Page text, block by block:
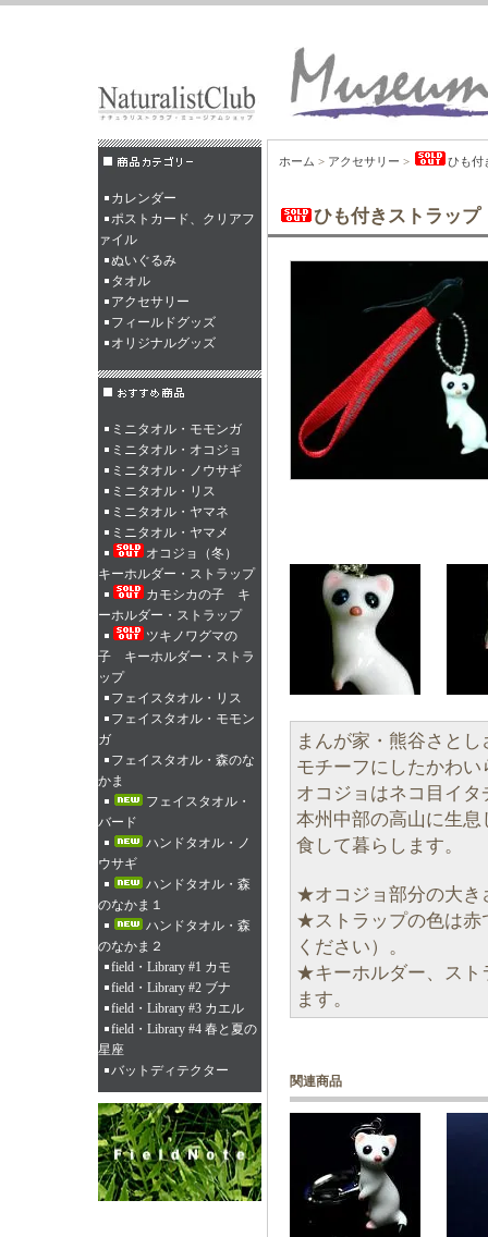
カレンダー
ポストカード、クリアフ
ァイル
ぬいぐるみ
タオル
アクセサリー
フィールドグッズ
オリジナルグッズ
ミニタオル・モモンガ
ミニタオル・オコジョ
ミニタオル・ノウサギ
ミニタオル・リス
ミニタオル・ヤマネ
ミニタオル・ヤマメ
オコジョ（冬）
キーホルダー・ストラップ
カモシカの子 キ
ーホルダー・ストラップ
ツキノワグマの
子 キーホルダー・ストラ
ップ
フェイスタオル・リス
フェイスタオル・モモン
ガ
フェイスタオル・森のな
かま
フェイスタオル・
バード
ハンドタオル・ノ
ウサギ
ハンドタオル・森
のなかま１
ハンドタオル・森
のなかま２
field・Library #1 カモ
field・Library #2 ブナ
field・Library #3 カエル
field・Library #4 春と夏の
星座
バットディテクター
ホーム > アクセサリー > ひも付
ひも付きストラップ
まんが家・熊谷さと
モチーフにしたかわ
オコジョはネコ目イ
本州中部の高山に生
食して暮らします。
★オコジョ部分の大き
★ストラップの色は赤
ください）。
★キーホルダー、スト
ます。
関連商品